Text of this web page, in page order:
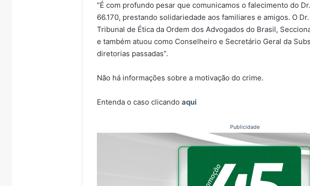
“É com profundo pesar que comunicamos o falecimento do
66.170, prestando solidariedade aos familiares e amigos. O
Tribunal de Ética da Ordem dos Advogados do Brasil,
e também atuou como Conselheiro e Secretário Geral da
diretorias passadas”.
Não há informações sobre a motivação do crime.
Entenda o caso clicandoaqui
Publicidade